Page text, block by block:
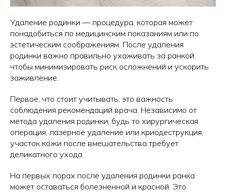
Удаление родинки — процедура, которая может
понадобиться по медицинским показаниям или по
эстетическим соображениям. После удаления
родинки важно правильно ухаживать за ранкой,
чтобы минимизировать риск осложнений и ускорить
заживление.
Первое, что стоит учитывать, это важность
соблюдения рекомендаций врача. Независимо от
метода удаления родинки, будь то хирургическая
операция, лазерное удаление или криодеструкция,
участок кожи после вмешательства требует
деликатного ухода.
На первых порах после удаления родинки ранка
может оставаться болезненной и красной. Это